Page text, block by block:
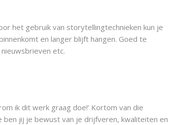
het gebruik van storytellingtechnieken kun je
en langer blijft hangen. Goed te
etc.
ik dit werk graag doe!’ Kortom van die
jij je bewust van je drijfveren, kwaliteiten en